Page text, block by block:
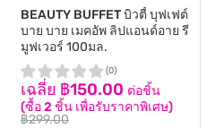
BEAUTY BUFFETบิวตี้ บุฟเฟต์
บาย บาย เมคอัพ ลิปแอนด์อาย รี
มูฟเวอร์ 100มล.
เฉลี่ย ฿150.00 ต่อชิ้น
(ซื้อ 2 ชิ้น เพื่อรับราคาพิเศษ)
฿299.00
(0)